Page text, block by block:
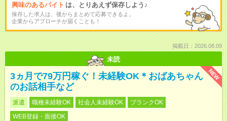
興味のあるバイト は、とりあえず保存しよう♪
保存した求人は、後からまとめて応募できるよ。
企業からアプローチが届くことも！
掲載日：2026.08.09
未読
NEW
3ヵ月で79万円稼ぐ！未経験OK＊おばあちゃん
のお話相手など
派遣 職種未経験OK 社会人未経験OK
ブランクOK
WEB登録・面接OK